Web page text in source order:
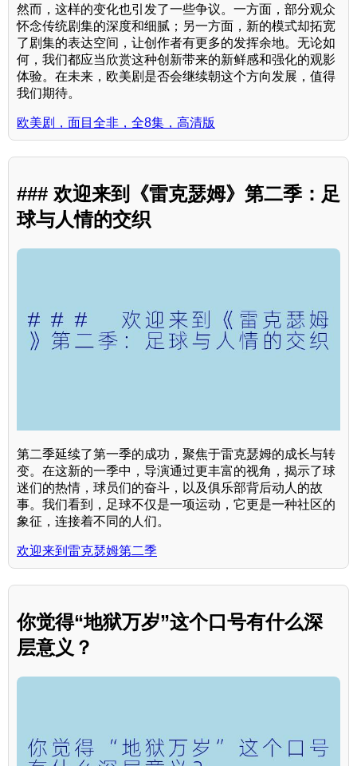
然而，这样的变化也引发了一些争议。一方面，部分观众
怀念传统剧集的深度和细腻；另一方面，新的模式却拓宽
了剧集的表达空间，让创作者有更多的发挥余地。无论如
何，我们都应当欣赏这种创新带来的新鲜感和强化的观影
体验。在未来，欧美剧是否会继续朝这个方向发展，值得
我们期待。
欧美剧，面目全非，全8集，高清版
### 欢迎来到《雷克瑟姆》第二季：足
球与人情的交织
第二季延续了第一季的成功，聚焦于雷克瑟姆的成长与转
变。在这新的一季中，导演通过更丰富的视角，揭示了球
迷们的热情，球员们的奋斗，以及俱乐部背后动人的故
事。我们看到，足球不仅是一项运动，它更是一种社区的
象征，连接着不同的人们。
欢迎来到雷克瑟姆第二季
你觉得“地狱万岁”这个口号有什么深
层意义？